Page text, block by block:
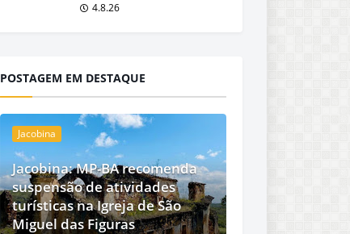
4.8.26
POSTAGEM EM DESTAQUE
Jacobina
Jacobina: MP-BA recomenda
suspensão de atividades
turísticas na Igreja de São
Miguel das Figuras